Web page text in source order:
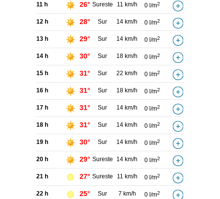
11 h 26° Sureste 11 km/h 0 l/m2
12 h 28° Sur 14 km/h 0 l/m2
13 h 29° Sur 14 km/h 0 l/m2
14 h 30° Sur 18 km/h 0 l/m2
15 h 31° Sur 22 km/h 0 l/m2
16 h 31° Sur 18 km/h 0 l/m2
17 h 31° Sur 14 km/h 0 l/m2
18 h 31° Sur 14 km/h 0 l/m2
19 h 30° Sur 14 km/h 0 l/m2
20 h 29° Sureste 14 km/h 0 l/m2
21 h 27° Sureste 11 km/h 0 l/m2
22 h 25° Sur 7 km/h 0 l/m2